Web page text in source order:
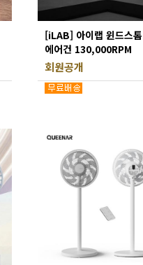
[iLAB] 아이랩 윈드스톰
에어건 130,000RPM
새틴블랙 iLAB-WST
회원공개